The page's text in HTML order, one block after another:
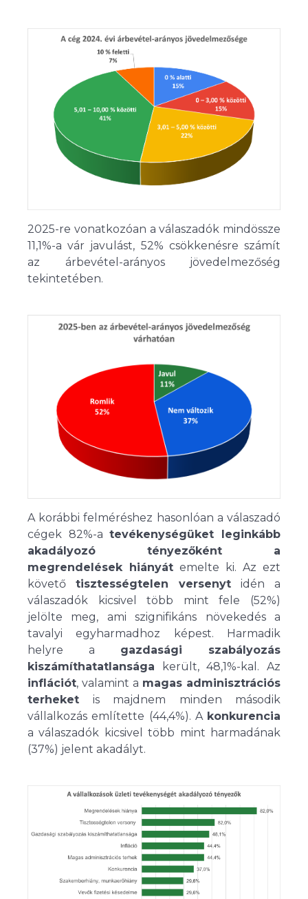
2025-re vonatkozóan a válaszadók mindössze
11,1%-a vár javulást, 52% csökkenésre számít
az árbevétel-arányos jövedelmezőség
tekintetében.
A korábbi felméréshez hasonlóan a válaszadó
cégek 82%-atevékenységüket leginkább
akadályozó tényezőként a
megrendelések hiányát emelte ki. Az ezt
követő tisztességtelen versenyt idén a
válaszadók kicsivel több mint fele (52%)
jelölte meg, ami szignifikáns növekedés a
tavalyi egyharmadhoz képest. Harmadik
helyre a gazdasági szabályozás
kiszámíthatatlansága került, 48,1%-kal. Az
inflációt, valamint a magas adminisztrációs
terheket is majdnem minden második
vállalkozás említette (44,4%). A konkurencia
a válaszadók kicsivel több mint harmadának
(37%) jelent akadályt.